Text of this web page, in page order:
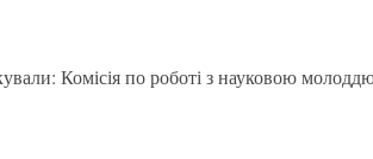
Комісія по роботі з науковою